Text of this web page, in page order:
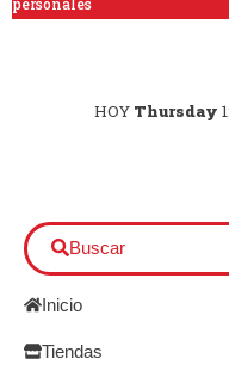
HOYThursday
Buscar
Inicio
Tiendas